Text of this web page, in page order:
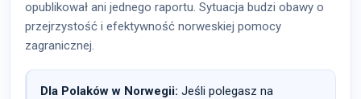
opublikował ani jednego raportu. Sytuacja budzi obawy o
przejrzystość i efektywność norweskiej pomocy
zagranicznej.
Dla Polaków w Norwegii: Jeśli polegasz na